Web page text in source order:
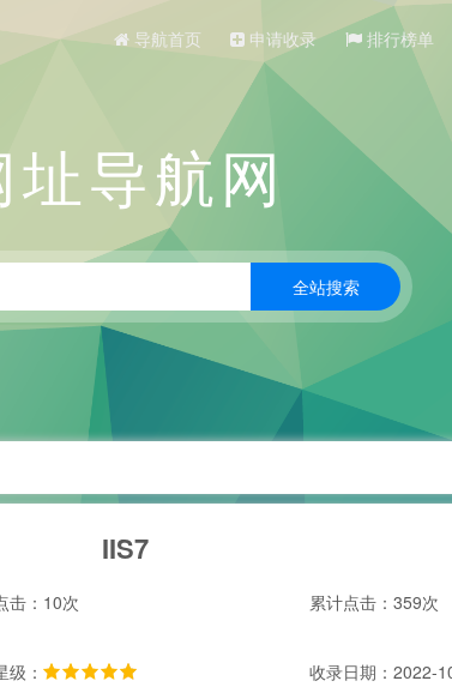
导航首页 申请收录 排行榜单
导航网
IIS7
击：10次 累计点击：359次
级： 收录日期：2022-